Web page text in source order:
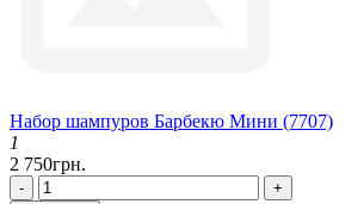
Набор шампуров Барбекю Мини (7707)
1
2 750грн.
-
+